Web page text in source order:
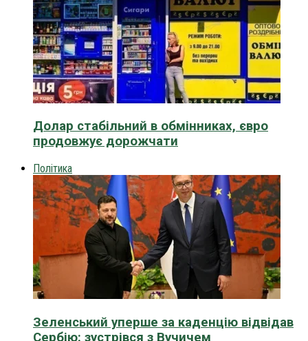
Долар стабільний в обмінниках, євро
продовжує дорожчати
Політика
Зеленський уперше за каденцію відвідав
Сербію: зустрівся з Вучичем